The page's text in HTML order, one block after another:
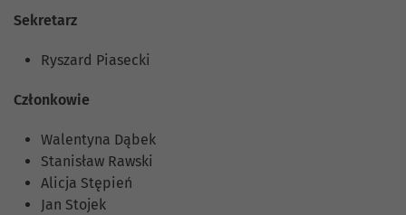
Sekretarz
Ryszard Piasecki
Członkowie
Walentyna Dąbek
Stanisław Rawski
Alicja Stępień
Jan Stojek